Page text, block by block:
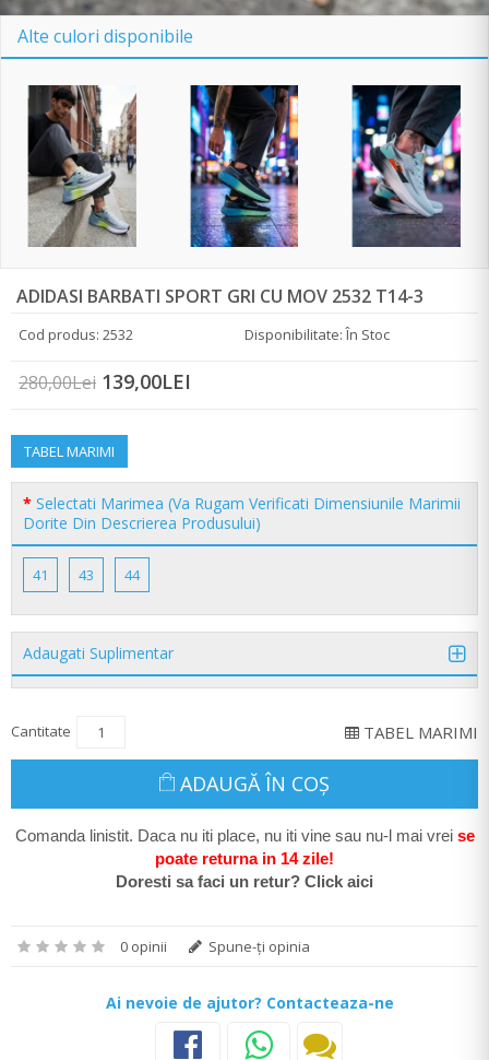
Alte culori disponibile
ADIDASI BARBATI SPORT GRI CU MOV 2532 T14-3
Cod produs: 2532 Disponibilitate: În Stoc
280,00Lei 139,00LEI
TABEL MARIMI
Selectati Marimea (Va Rugam Verificati Dimensiunile Marimii
Dorite Din Descrierea Produsului)
41 43 44
Adaugati Suplimentar
Cantitate TABEL MARIMI
ADAUGĂ ÎN COŞ
Comanda linistit. Daca nu iti place, nu iti vine sau nu-l mai vrei se
poate returna in 14 zile!
Doresti sa faci un retur? Click aici
0 opinii Spune-ţi opinia
Ai nevoie de ajutor? Contacteaza-ne